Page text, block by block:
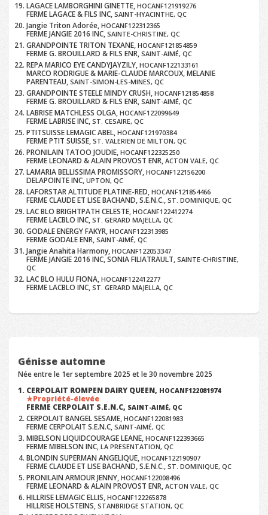
LAGACE LAMBORGHINI GINETTE,HOCANF121919276
FERME LAGACE & FILS INC,SAINT-HYACINTHE, QC
Jangie Triton Adorée,HOCANF122312365
FERME JANGIE 2016 INC,SAINTE-CHRISTINE, QC
GRANDPOINTE TRITON TEXANE,HOCANF121854859
FERME G. BROUILLARD & FILS ENR,SAINT-AIMÉ, QC
REPA MARICO EYE CANDYJAYZILY,HOCANF122133161
MARCO RODRIGUE & MARIE-CLAUDE MARCOUX, MELANIE
PARENTEAU,SAINT-SIMON-LES-MINES, QC
GRANDPOINTE STEELE MINDY CRUSH,HOCANF121854858
FERME G. BROUILLARD & FILS ENR,SAINT-AIMÉ, QC
LABRISE MATCHLESS OLGA,HOCANF122099649
FERME LABRISE INC,ST. CESAIRE, QC
PTITSUISSE LEMAGIC ABEL,HOCANF121970384
FERME PTIT SUISSE,ST. VALERIEN DE MILTON, QC
PRONILAIN TATOO JOUDIE,HOCANF122325250
FERME LEONARD & ALAIN PROVOST ENR,ACTON VALE, QC
LAMARIA BELLISSIMA PROMISSORY,HOCANF122156200
DELAPOINTE INC,UPTON, QC
LAFORSTAR ALTITUDE PLATINE-RED,HOCANF121854466
FERME CLAUDE ET LISE BACHAND, S.E.N.C.,ST. DOMINIQUE, QC
LAC BLO BRIGHTPATH CELESTE,HOCANF122412274
FERME LACBLO INC,ST. GERARD MAJELLA, QC
GODALE ENERGY FAKYR,HOCANF122313985
FERME GODALE ENR,SAINT-AIMÉ, QC
Jangie Anahita Harmony,HOCANF122053347
FERME JANGIE 2016 INC, SONIA FILIATRAULT,SAINTE-CHRISTINE,
QC
LAC BLO HULU FIONA,HOCANF122412277
FERME LACBLO INC,ST. GERARD MAJELLA, QC
Génisse automne
Née entre le 1er septembre 2025 et le 30 novembre 2025
CERPOLAIT ROMPEN DAIRY QUEEN, HOCANF122081974
Propriété-élevée
FERME CERPOLAIT S.E.N.C, SAINT-AIMÉ, QC
CERPOLAIT BANGEL SESAME,HOCANF122081983
FERME CERPOLAIT S.E.N.C,SAINT-AIMÉ, QC
MIBELSON LIQUIDCOURAGE LEANE,HOCANF122393665
FERME MIBELSON INC,LA PRESENTATION, QC
BLONDIN SUPERMAN ANGELIQUE,HOCANF122190907
FERME CLAUDE ET LISE BACHAND, S.E.N.C.,ST. DOMINIQUE, QC
PRONILAIN ARMOUR JENNY,HOCANF122008496
FERME LEONARD & ALAIN PROVOST ENR,ACTON VALE, QC
HILLRISE LEMAGIC ELLIS,HOCANF122265878
HILLRISE HOLSTEINS,STANBRIDGE STATION, QC